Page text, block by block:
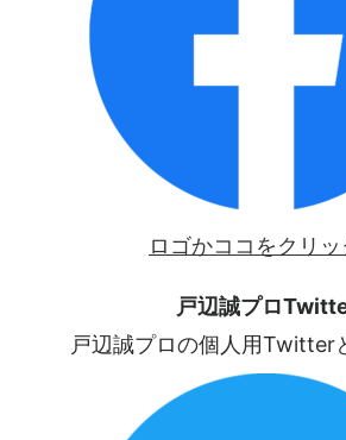
ロゴかココをクリッ
戸辺誠プロ
戸辺誠プロの個人用Twitter